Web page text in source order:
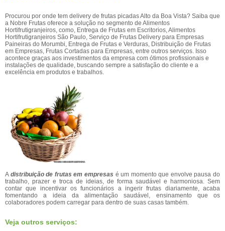
Procurou por onde tem delivery de frutas picadas Alto da Boa Vista? Saiba que
a Nobre Frutas oferece a solução no segmento de Alimentos
Hortifrutigranjeiros, como, Entrega de Frutas em Escritorios, Alimentos
Hortifrutigranjeiros São Paulo, Serviço de Frutas Delivery para Empresas
Paineiras do Morumbi, Entrega de Frutas e Verduras, Distribuição de Frutas
em Empresas, Frutas Cortadas para Empresas, entre outros serviços. Isso
acontece graças aos investimentos da empresa com ótimos profissionais e
instalações de qualidade, buscando sempre a satisfação do cliente e a
excelência em produtos e trabalhos.
A distribuição de frutas em empresas é um momento que envolve pausa do
trabalho, prazer e troca de ideias, de forma saudável e harmoniosa. Sem
contar que incentivar os funcionários a ingerir frutas diariamente, acaba
fomentando a ideia da alimentação saudável, ensinamento que os
colaboradores podem carregar para dentro de suas casas também.
Veja outros serviços: